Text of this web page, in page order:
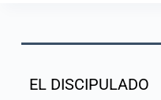
EL DISCIPULADO